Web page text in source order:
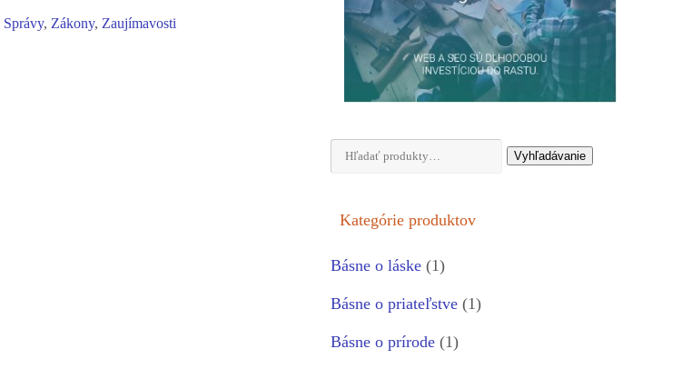
Správy,Zákony,Zaujímavosti
Hľadať: Vyhľadávanie
Kategórie produktov
Básne o láske (1)
Básne o priateľstve (1)
Básne o prírode (1)